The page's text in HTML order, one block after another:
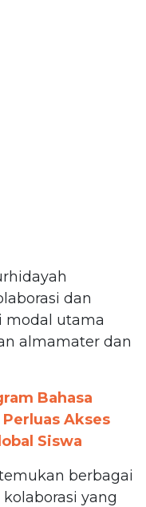
dan
modal utama
almamater dan
Bahasa
Akses
Siswa
berbagai
yang